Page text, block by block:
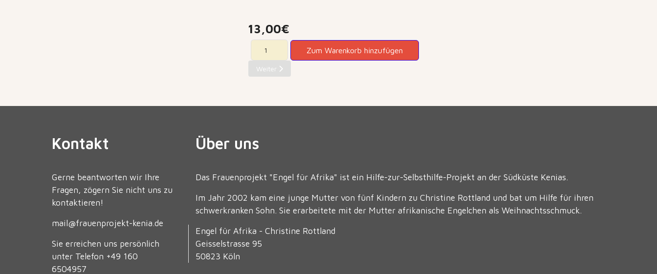
13,00€
Nächster Beitrag: T-Shirt Engel Blau M
Weiter
Kontakt
Gerne beantworten wir Ihre
Fragen, zögern Sie nicht uns zu
kontaktieren!
mail@frauenprojekt-kenia.de
Sie erreichen uns persönlich
unter Telefon +49 160
6504957
Über uns
Das Frauenprojekt "Engel für Afrika" ist ein Hilfe-zur-Selbsthilfe-Projekt an der Südküste Kenias.
Im Jahr 2002 kam eine junge Mutter von fünf Kindern zu Christine Rottland und bat um Hilfe für ihren
schwerkranken Sohn. Sie erarbeitete mit der Mutter afrikanische Engelchen als Weihnachtsschmuck.
Engel für Afrika - Christine Rottland
Geisselstrasse 95
50823 Köln